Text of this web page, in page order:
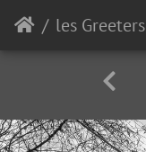
les Greeters